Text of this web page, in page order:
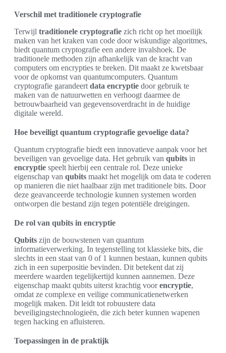
Verschil met traditionele cryptografie
Terwijl traditionele cryptografie zich richt op het moeilijk
maken van het kraken van code door wiskundige algoritmes,
biedt quantum cryptografie een andere invalshoek. De
traditionele methoden zijn afhankelijk van de kracht van
computers om encrypties te breken. Dit maakt ze kwetsbaar
voor de opkomst van quantumcomputers. Quantum
cryptografie garandeert data encryptie door gebruik te
maken van de natuurwetten en verhoogt daarmee de
betrouwbaarheid van gegevensoverdracht in de huidige
digitale wereld.
Hoe beveiligt quantum cryptografie gevoelige data?
Quantum cryptografie biedt een innovatieve aanpak voor het
beveiligen van gevoelige data. Het gebruik van qubits in
encryptie speelt hierbij een centrale rol. Deze unieke
eigenschap van qubits maakt het mogelijk om data te coderen
op manieren die niet haalbaar zijn met traditionele bits. Door
deze geavanceerde technologie kunnen systemen worden
ontworpen die bestand zijn tegen potentiële dreigingen.
De rol van qubits in encryptie
Qubits zijn de bouwstenen van quantum
informatieverwerking. In tegenstelling tot klassieke bits, die
slechts in een staat van 0 of 1 kunnen bestaan, kunnen qubits
zich in een superpositie bevinden. Dit betekent dat zij
meerdere waarden tegelijkertijd kunnen aannemen. Deze
eigenschap maakt qubits uiterst krachtig voorencryptie,
omdat ze complexe en veilige communicatienetwerken
mogelijk maken. Dit leidt tot robuustere data
beveiligingstechnologieën, die zich beter kunnen wapenen
tegen hacking en afluisteren.
Toepassingen in de praktijk